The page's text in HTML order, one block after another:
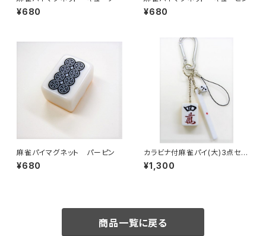
¥680 ¥680
麻雀パイマグネット パーピン
¥680
カラビナ付麻雀パイ(大)3点セッ
ト 【スーマン】
¥1,300
商品一覧に戻る